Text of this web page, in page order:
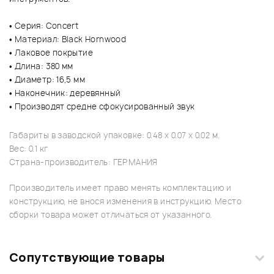
• Серия: Concert
• Материал: Black Hornwood
• Лаковое покрытие
• Длина: 380 мм
• Диаметр: 16,5 мм
• Наконечник: деревянный
• Производят средне сфокусированный звук
Габариты в заводской упаковке: 0.48 x 0.07 x 0.02 м.
Вес: 0.1 кг
Страна-производитель: ГЕРМАНИЯ
Производитель имеет право менять комплектацию и
конструкцию, не внося изменения в инструкцию. Место
сборки товара может отличаться от указанного.
Сопутствующие товары